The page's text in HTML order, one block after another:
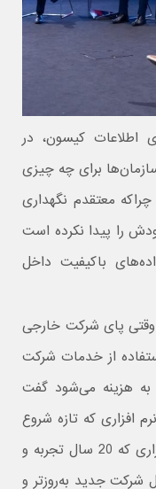
اطلاعات کیسون، در
برای چه چیزی
معتقدم نگهداری
را پیدا نکرده است
باکیفیت داخل
پای شرکت خارجی
از خدمات شرکت
به هزینه می‌شود گفت
افزاری که تازه شروع
به کار کرده را در کنار یک شرکت نرم افزاری که 20 سال تجربه و
شرکت جدید به‌روز‌تر و